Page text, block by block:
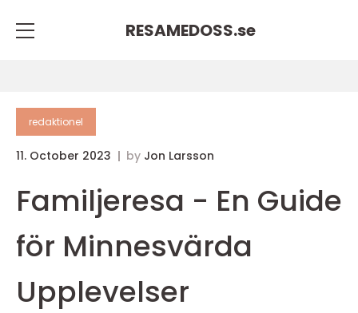
RESAMEDOSS.se
redaktionel
11. October 2023 by Jon Larsson
Familjeresa - En Guide
för Minnesvärda
Upplevelser